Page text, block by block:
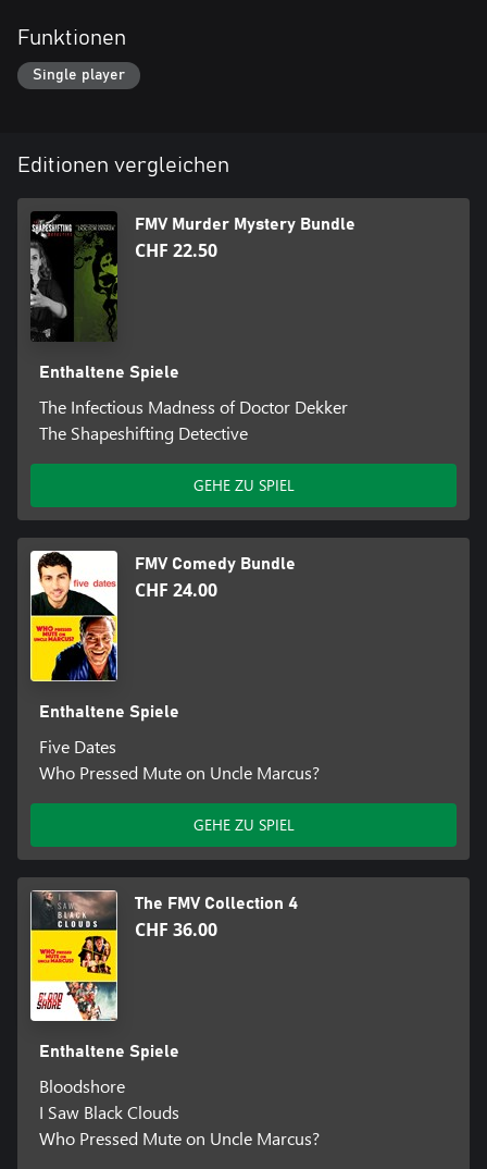
Funktionen
Single player
Editionen vergleichen
FMV Murder Mystery Bundle
CHF 22.50
Enthaltene Spiele
The Infectious Madness of Doctor Dekker
The Shapeshifting Detective
GEHE ZU SPIEL
FMV Comedy Bundle
CHF 24.00
Enthaltene Spiele
Five Dates
Who Pressed Mute on Uncle Marcus?
GEHE ZU SPIEL
The FMV Collection 4
CHF 36.00
Enthaltene Spiele
Bloodshore
I Saw Black Clouds
Who Pressed Mute on Uncle Marcus?